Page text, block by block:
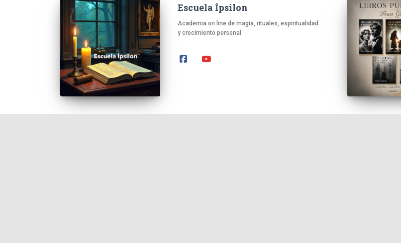
Escuela Ípsilon
Academia on line de magia, rituales, espiritualidad
y crecimiento personal